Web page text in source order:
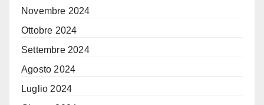
Novembre 2024
Ottobre 2024
Settembre 2024
Agosto 2024
Luglio 2024